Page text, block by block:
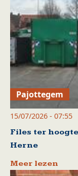
Pajottegem
15/07/2026 - 07:55
Files ter
Herne
Meer lezen